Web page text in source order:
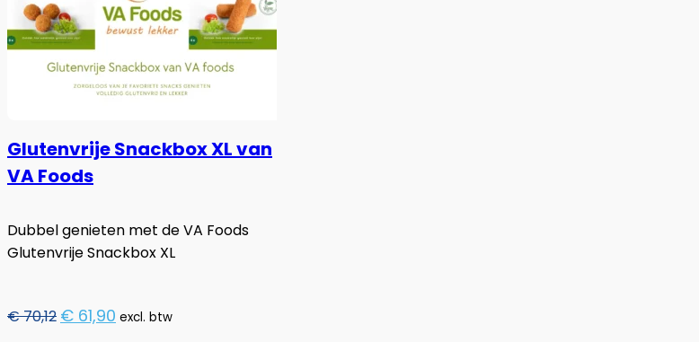
Glutenvrije Snackbox XL van
VA Foods
Dubbel genieten met de VA Foods
Glutenvrije Snackbox XL
€70,12 Oorspronkelijke
€ 61,90 Huidige
excl. btw